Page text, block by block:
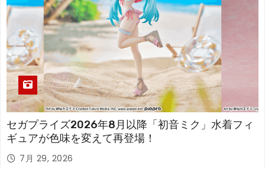
セガプライズ2026年8月以降「初音ミク」水着フィ
ギュアが色味を変えて再登場！
7月 29, 2026